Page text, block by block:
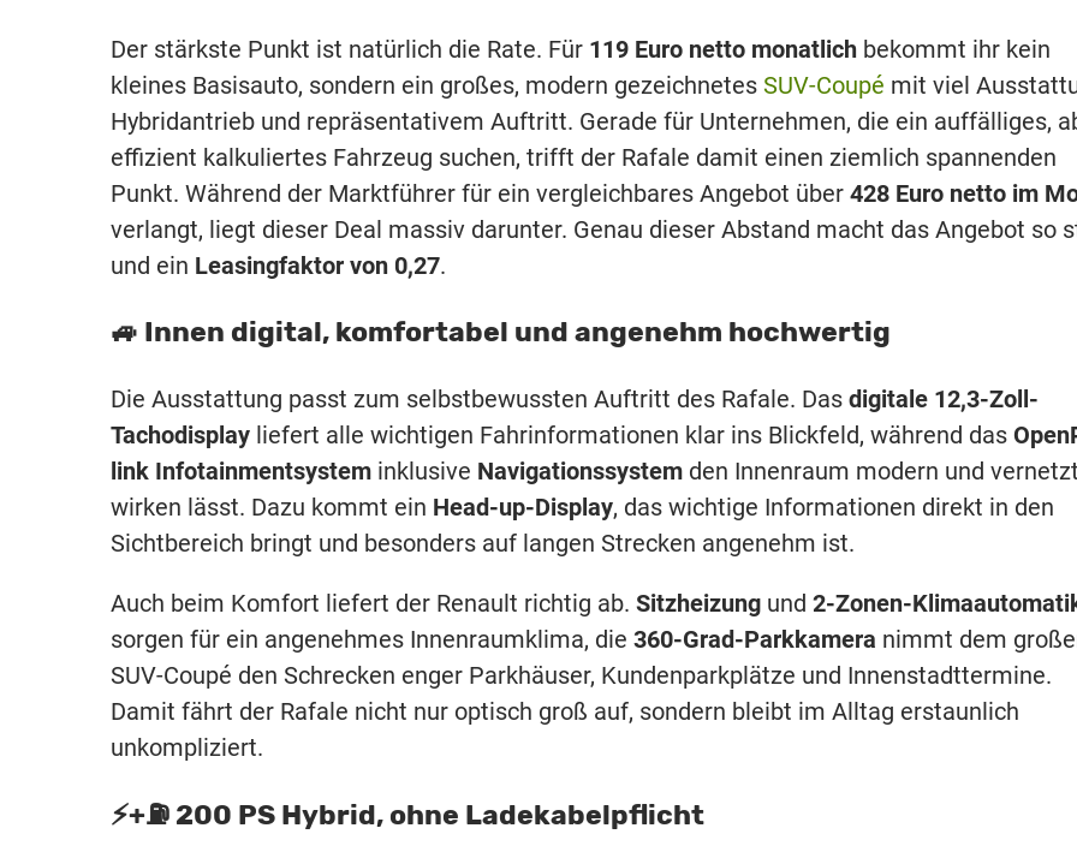
Der stärkste Punkt ist natürlich die Rate. Für 119 Euro netto monatlich bekommt ihr kein
kleines Basisauto, sondern ein großes, modern gezeichnetes SUV-Coupé mit viel
Hybridantrieb und repräsentativem Auftritt. Gerade für Unternehmen, die ein auffälliges,
effizient kalkuliertes Fahrzeug suchen, trifft der Rafale damit einen ziemlich spannenden
Punkt. Während der Marktführer für ein vergleichbares Angebot über 428 Euro netto im
verlangt, liegt dieser Deal massiv darunter. Genau dieser Abstand macht das Angebot so
und ein Leasingfaktor von 0,27.
🚙 Innen digital, komfortabel und angenehm hochwertig
Die Ausstattung passt zum selbstbewussten Auftritt des Rafale. Das digitale 12,3-Zoll-
Tachodisplay liefert alle wichtigen Fahrinformationen klar ins Blickfeld, während das
link Infotainmentsystem inklusive Navigationssystem den Innenraum modern und vernetzt
wirken lässt. Dazu kommt ein Head-up-Display, das wichtige Informationen direkt in den
Sichtbereich bringt und besonders auf langen Strecken angenehm ist.
Auch beim Komfort liefert der Renault richtig ab. Sitzheizung und 2-Zonen-
sorgen für ein angenehmes Innenraumklima, die 360-Grad-Parkkamera nimmt dem
SUV-Coupé den Schrecken enger Parkhäuser, Kundenparkplätze und Innenstadttermine.
Damit fährt der Rafale nicht nur optisch groß auf, sondern bleibt im Alltag erstaunlich
unkompliziert.
⚡️+⛽️ 200 PS Hybrid, ohne Ladekabelpflicht